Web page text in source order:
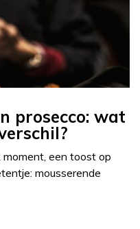
prosecco: wat
een toost op
mousserende